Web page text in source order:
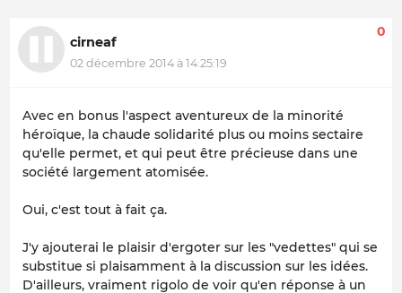
cirneaf
02 décembre 2014 à 14:25:19
0
Avec en bonus l'aspect aventureux de la minorité
héroïque, la chaude solidarité plus ou moins sectaire
qu'elle permet, et qui peut être précieuse dans une
société largement atomisée.
Oui, c'est tout à fait ça.
J'y ajouterai le plaisir d'ergoter sur les "vedettes" qui se
substitue si plaisamment à la discussion sur les idées.
D'ailleurs, vraiment rigolo de voir qu'en réponse à un